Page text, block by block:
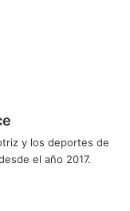
y los deportes de
el año 2017.